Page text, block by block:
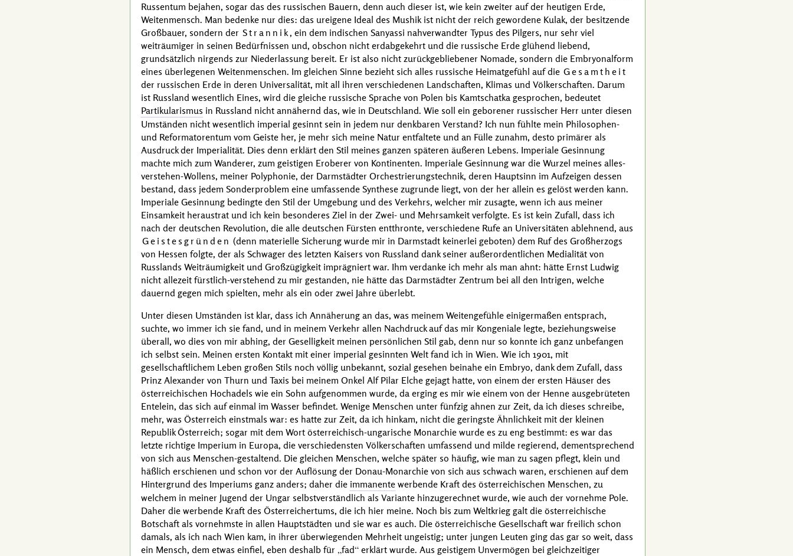
Russentum bejahen, sogar das des russischen Bauern, denn auch dieser ist, wie kein zweiter auf der heutigen Erde,
Weitenmensch. Man bedenke nur dies: das ureigene Ideal des Mushikist nicht der reich gewordene Kulak, der besitzende
Großbauer, sondern der Strannik, ein dem indischen Sanyassi nahverwandter Typus des Pilgers, nur sehr viel
weiträumiger in seinen Bedürfnissen und, obschon nicht erdabgekehrt und die russische Erde glühend liebend,
grundsätzlich nirgends zur Niederlassung bereit. Er ist also nicht zurückgebliebener Nomade, sondern die Embryonalform
eines überlegenen Weitenmenschen. Im gleichen Sinne bezieht sich alles russische Heimatgefühl auf die Gesamtheit
der russischen Erde in deren Universalität, mit all ihren verschiedenen Landschaften, Klimas und Völkerschaften. Darum
ist Russland wesentlich Eines, wird die gleiche russische Sprache von Polen bis Kamtschatka gesprochen, bedeutet
Partikularismus in Russland nicht annähernd das, wie in Deutschland. Wie soll ein geborener russischer Herr unter diesen
Umständen nicht wesentlich imperial gesinnt sein in jedem nur denkbaren Verstand? Ich nun fühlte mein Philosophen-
und Reformatorentum vom Geiste her, je mehr sich meine Natur entfaltete und an Fülle zunahm, desto primärer als
Ausdruck der Imperialität. Dies denn erklärt den Stil meines ganzen späteren äußeren Lebens. Imperiale Gesinnung
machte mich zum Wanderer, zum geistigen Eroberer von Kontinenten. Imperiale Gesinnung war die Wurzel meines alles-
verstehen-Wollens, meiner Polyphonie, der Darmstädter Orchestrierungstechnik, deren Hauptsinn im Aufzeigen dessen
bestand, dass jedem Sonderproblem eine umfassende Synthese zugrunde liegt, von der her allein es gelöst werden kann.
Imperiale Gesinnung bedingte den Stil der Umgebung und des Verkehrs, welcher mir zusagte, wenn ich aus meiner
Einsamkeit heraustrat und ich kein besonderes Ziel in der Zwei- und Mehrsamkeit verfolgte. Es ist kein Zufall, dass ich
nach der deutschen Revolution, die alle deutschen Fürsten entthronte, verschiedene Rufe an Universitäten ablehnend, aus
Geistesgründen (denn materielle Sicherung wurde mir in Darmstadt keinerlei geboten) dem Ruf des Großherzogs
von Hessen folgte, der als Schwager des letzten Kaisers von Russland dank seiner außerordentlichen Medialität von
Russlands Weiträumigkeit und Großzügigkeit imprägniert war. Ihm verdanke ich mehr als man ahnt: hätte Ernst Ludwig
nicht allezeit fürstlich-verstehend zu mir gestanden, nie hätte das Darmstädter Zentrum bei all den Intrigen, welche
dauernd gegen mich spielten, mehr als ein oder zwei Jahre überlebt.
Unter diesen Umständen ist klar, dass ich Annäherung an das, was meinem Weitengefühle einigermaßen entsprach,
suchte, wo immer ich sie fand, und in meinem Verkehr allen Nachdruck auf das mir Kongeniale legte, beziehungsweise
überall, wo dies von mir abhing, der Geselligkeit meinen persönlichen Stil gab, denn nur so konnte ich ganz unbefangen
ich selbst sein. Meinen ersten Kontakt mit einer imperial gesinnten Welt fand ich in Wien. Wie ich 1901, mit
gesellschaftlichem Leben großen Stils noch völlig unbekannt, sozial gesehen beinahe ein Embryo, dank dem Zufall, dass
Prinz Alexander von Thurn und Taxis bei meinem Onkel Alf Pilar Elche gejagt hatte, von einem der ersten Häuser des
österreichischen Hochadels wie ein Sohn aufgenommen wurde, da erging es mir wie einem von der Henne ausgebrüteten
Entelein, das sich auf einmal im Wasser befindet. Wenige Menschen unter fünfzig ahnen zur Zeit, da ich dieses schreibe,
mehr, was Österreich einstmals war: es hatte zur Zeit, da ich hinkam, nicht die geringste Ähnlichkeit mit der kleinen
Republik Österreich; sogar mit dem Wort österreichisch-ungarische Monarchie wurde es zu eng bestimmt: es war das
letzte richtige Imperium in Europa, die verschiedensten Völkerschaften umfassend und milde regierend, dementsprechend
von sich aus Menschen-gestaltend. Die gleichen Menschen, welche später so häufig, wie man zu sagen pflegt, klein und
häßlich erschienen und schon vor der Auflösung der Donau-Monarchie von sich aus schwach waren, erschienen auf dem
Hintergrund des Imperiums ganz anders; daher die immanente werbende Kraft des österreichischen Menschen, zu
welchem in meiner Jugend der Ungar selbstverständlich als Variante hinzugerechnet wurde, wie auch der vornehme Pole.
Daher die werbende Kraft des Österreichertums, die ich hier meine. Noch bis zum Weltkrieg galt die österreichische
Botschaft als vornehmste in allen Hauptstädten und sie war es auch. Die österreichische Gesellschaft war freilich schon
damals, als ich nach Wien kam, in ihrer überwiegenden Mehrheit ungeistig; unter jungen Leuten ging das gar so weit, dass
ein Mensch, dem etwas einfiel, eben deshalb für fad erklärt wurde. Aus geistigem Unvermögen bei gleichzeitiger